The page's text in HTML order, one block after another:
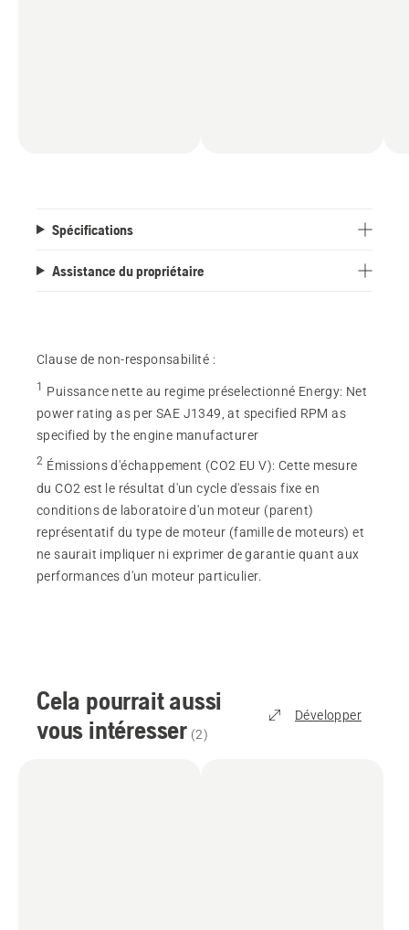
Spécifications
Assistance du propriétaire
Clause de non-responsabilité :
1 Puissance nette au regime préselectionné Energy: Net
power rating as per SAE J1349, at specified RPM as
specified by the engine manufacturer
2 Émissions d'échappement (CO2 EU V): Cette mesure
du CO2 est le résultat d'un cycle d'essais fixe en
conditions de laboratoire d'un moteur (parent)
représentatif du type de moteur (famille de moteurs) et
ne saurait impliquer ni exprimer de garantie quant aux
performances d'un moteur particulier.
Cela pourrait aussi
vous intéresser (2)
Développer